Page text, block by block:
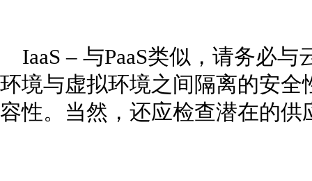
IaaS – 与PaaS类似，请务必
环境与虚拟环境之间隔离的安
容性。当然，还应检查潜在的